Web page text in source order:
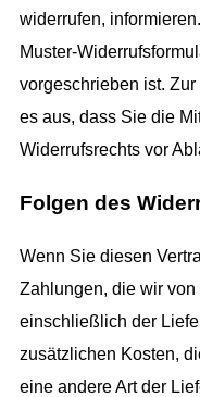
widerrufen,
Muster-
vorgeschrieben ist.
es aus, dass Sie die
Widerrufsrechts vor
Folgen des
Wenn Sie diesen
Zahlungen, die wir
einschließlich der
zusätzlichen Kosten,
eine andere Art der